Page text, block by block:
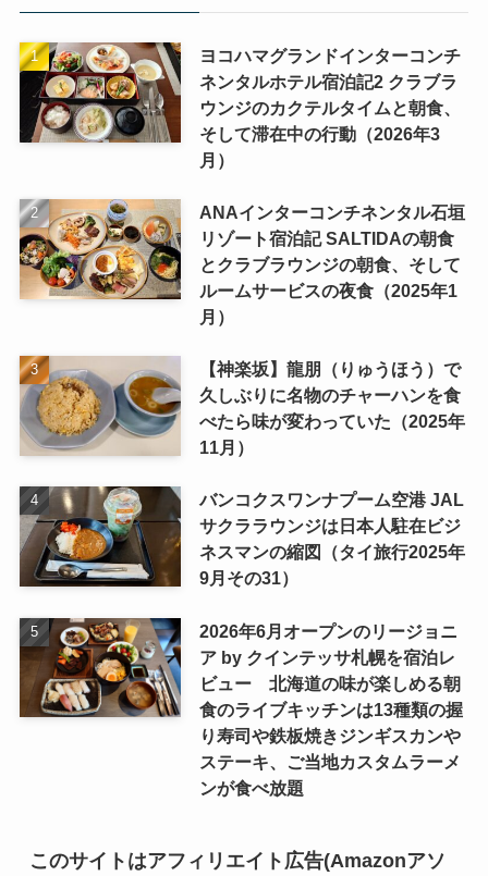
ヨコハマグランドインターコンチ
ネンタルホテル宿泊記2 クラブラ
ウンジのカクテルタイムと朝食、
そして滞在中の行動（2026年3
月）
ANAインターコンチネンタル石垣
リゾート宿泊記 SALTIDAの朝食
とクラブラウンジの朝食、そして
ルームサービスの夜食（2025年1
月）
【神楽坂】龍朋（りゅうほう）で
久しぶりに名物のチャーハンを食
べたら味が変わっていた（2025年
11月）
バンコクスワンナプーム空港 JAL
サクララウンジは日本人駐在ビジ
ネスマンの縮図（タイ旅行2025年
9月その31）
2026年6月オープンのリージョニ
ア by クインテッサ札幌を宿泊レ
ビュー 北海道の味が楽しめる朝
食のライブキッチンは13種類の握
り寿司や鉄板焼きジンギスカンや
ステーキ、ご当地カスタムラーメ
ンが食べ放題
このサイトはアフィリエイト広告(Amazonアソ